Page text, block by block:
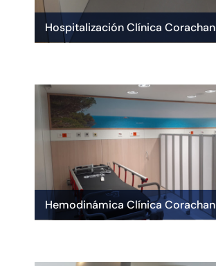
Hospitalización Clínica Corachan
Hemodinámica Clínica Corachan